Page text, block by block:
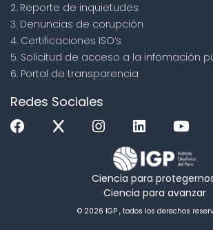
2. Reporte de inquietudes
3. Denuncias de corupción
4. Certificaciones ISO’s
5. Solicitud de acceso a la infomación
6. Portal de transparencia
Redes Sociales
Ciencia para
Ciencia para avanzar
© 2026 IGP , todos los derechos